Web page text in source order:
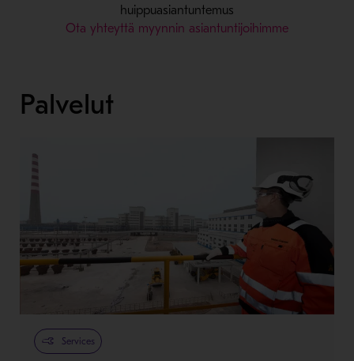
huippuasiantuntemus
Ota yhteyttä myynnin asiantuntijoihimme
Palvelut
Services